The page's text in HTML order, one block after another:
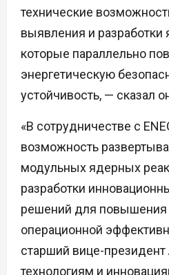
технические
выявления и
которые параллельно
энергетическую
устойчивость, — сказал
«В сотрудничестве с
возможность
модульных ядерных
разработки
решений для
операционной
старший вице-президент
технологиям и